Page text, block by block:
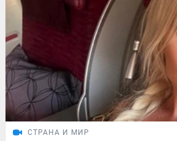
СТРАНА И МИР